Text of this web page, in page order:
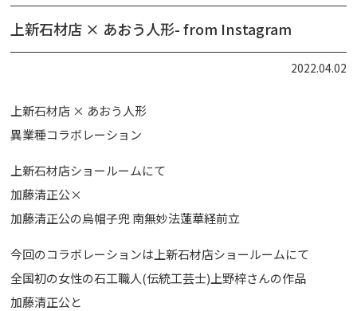
上新石材店 × あおう人形- from Instagram
2022.04.02
上新石材店 × あおう人形
異業種コラボレーション
上新石材店ショールームにて
加藤清正公×
加藤清正公の烏帽子兜 南無妙法蓮華経前立
今回のコラボレーションは上新石材店ショールームにて
全国初の女性の石工職人(伝統工芸士)上野梓さんの作品
加藤清正公と